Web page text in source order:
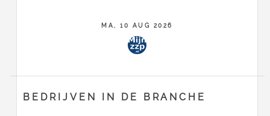
MA, 10 AUG 2026
BEDRIJVEN IN DE BRANCHE